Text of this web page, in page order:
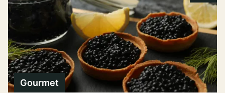
Gourmet